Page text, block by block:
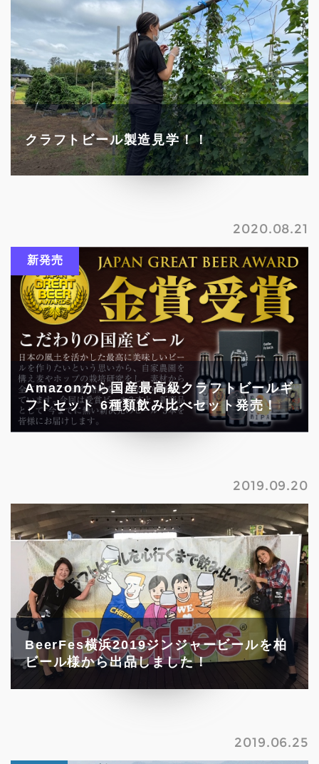
クラフトビール製造見学！！
2020.08.21
新発売
Amazonから国産最高級クラフトビールギ
フトセット 6種類飲み比べセット発売！
2019.09.20
BeerFes横浜2019ジンジャービールを柏
ビール様から出品しました！
2019.06.25